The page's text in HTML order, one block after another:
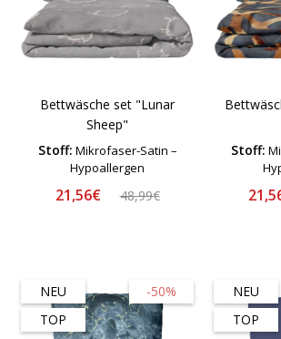
Bettwäsche set "Lunar
Sheep"
Stoff: Mikrofaser-Satin –
Hypoallergen
21,56€ 48,99€
Stoff:
-50%
NEU
TOP
NEU
TOP